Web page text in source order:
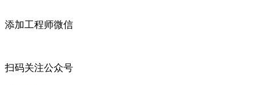
添加工程师微信
扫码关注公众号